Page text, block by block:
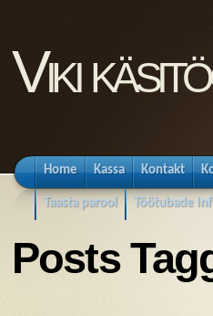
Viki
Home Kassa Kontakt
Taasta parool Töötubade
Posts